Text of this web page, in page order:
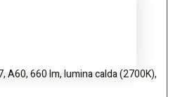
A60, 660 lm, lumina calda (2700K),